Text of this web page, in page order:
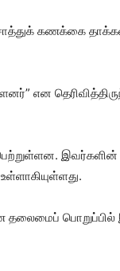
சொத்​துக் கணக்கை
என
தலை​மைப் பொறுப்​பில்